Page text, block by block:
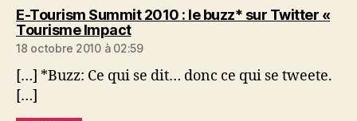
E-Tourism Summit 2010 : le buzz* sur Twitter «
Tourisme Impactdit :
18 octobre 2010 à 02:59
[…] *Buzz: Ce qui se dit… donc ce qui se tweete.
[…]